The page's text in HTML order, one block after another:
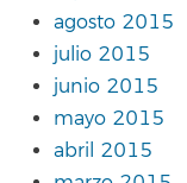
agosto 2015
julio 2015
junio 2015
mayo 2015
abril 2015